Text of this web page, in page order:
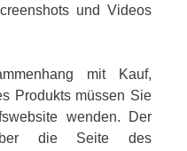
und Videos
mit Kauf,
Produkts müssen Sie
wenden. Der
die Seite des